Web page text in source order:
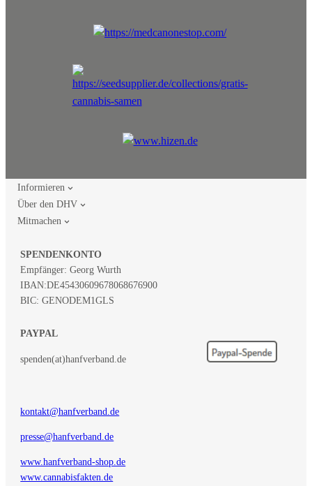
Informieren
Über den DHV
Mitmachen
SPENDENKONTO
Empfänger: Georg Wurth
IBAN:DE45430609678068676900
BIC: GENODEM1GLS
PAYPAL
spenden(at)hanfverband.de
kontakt@hanfverband.de
presse@hanfverband.de
www.hanfverband-shop.de
www.cannabisfakten.de